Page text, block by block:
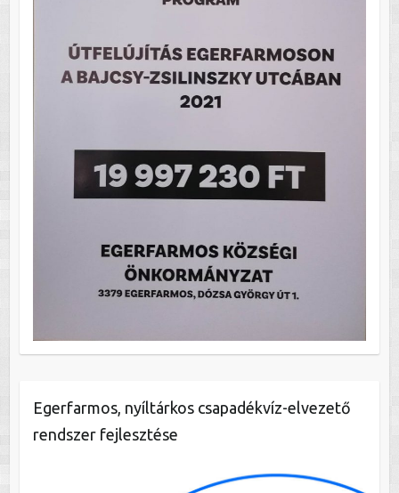
Egerfarmos, nyíltárkos csapadékvíz-elvezető
rendszer fejlesztése